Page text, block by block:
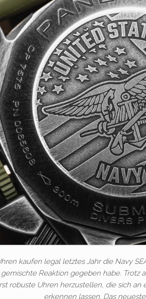
kaufen legal letztes Jahr die Navy
Reaktion gegeben habe. Trotz
robuste Uhren herzustellen, die sich
erkennen lassen. Das